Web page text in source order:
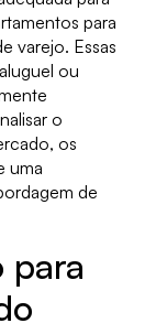
para
varejo. Essas
ou
o
os
uma
de
para